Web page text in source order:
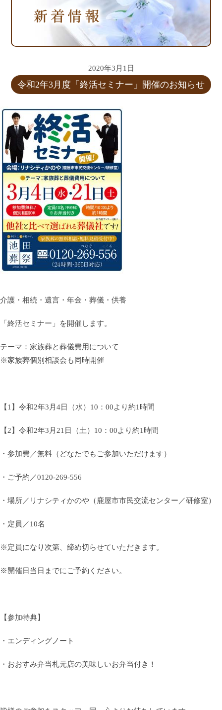
2020年3月1日
令和2年3月度「終活セミナー」開催のお知らせ
介護・相続・遺言・年金・葬儀・供養
「終活セミナー」を開催します。
テーマ： 家族葬と葬儀費用について
※家族葬個別相談会も同時開催
【1】令和2年3月 4日（水） 10：00より約1時間
【2】令和2年3月 21 日（土） 10：00より約1時間
・参加費／無料（どなたでもご参加いただけます）
・ご予約／0120-269-556
・場所／リナシティかのや（鹿屋市市民交流センター／研修室）
・定員／10名
※定員になり次第、締め切らせていただきます。
※開催日当日までにご予約ください。
【参加特典】
・エンディングノート
・おおすみ弁当札元店の美味しいお弁当付き！